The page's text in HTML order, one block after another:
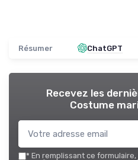
Résumer ChatGPT
Recevez les
Costume
* En remplissant ce formulaire,